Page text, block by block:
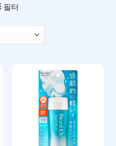
필터